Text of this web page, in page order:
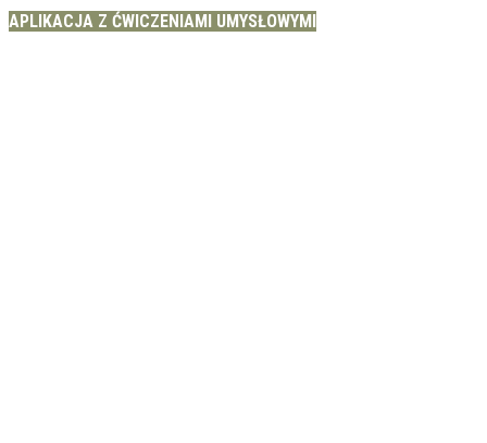
APLIKACJA Z ĆWICZENIAMI UMYSŁOWYMI